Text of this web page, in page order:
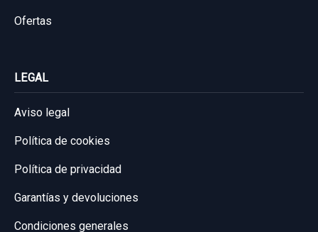
Ofertas
LEGAL
Aviso legal
Política de cookies
Política de privacidad
Garantías y devoluciones
Condiciones generales